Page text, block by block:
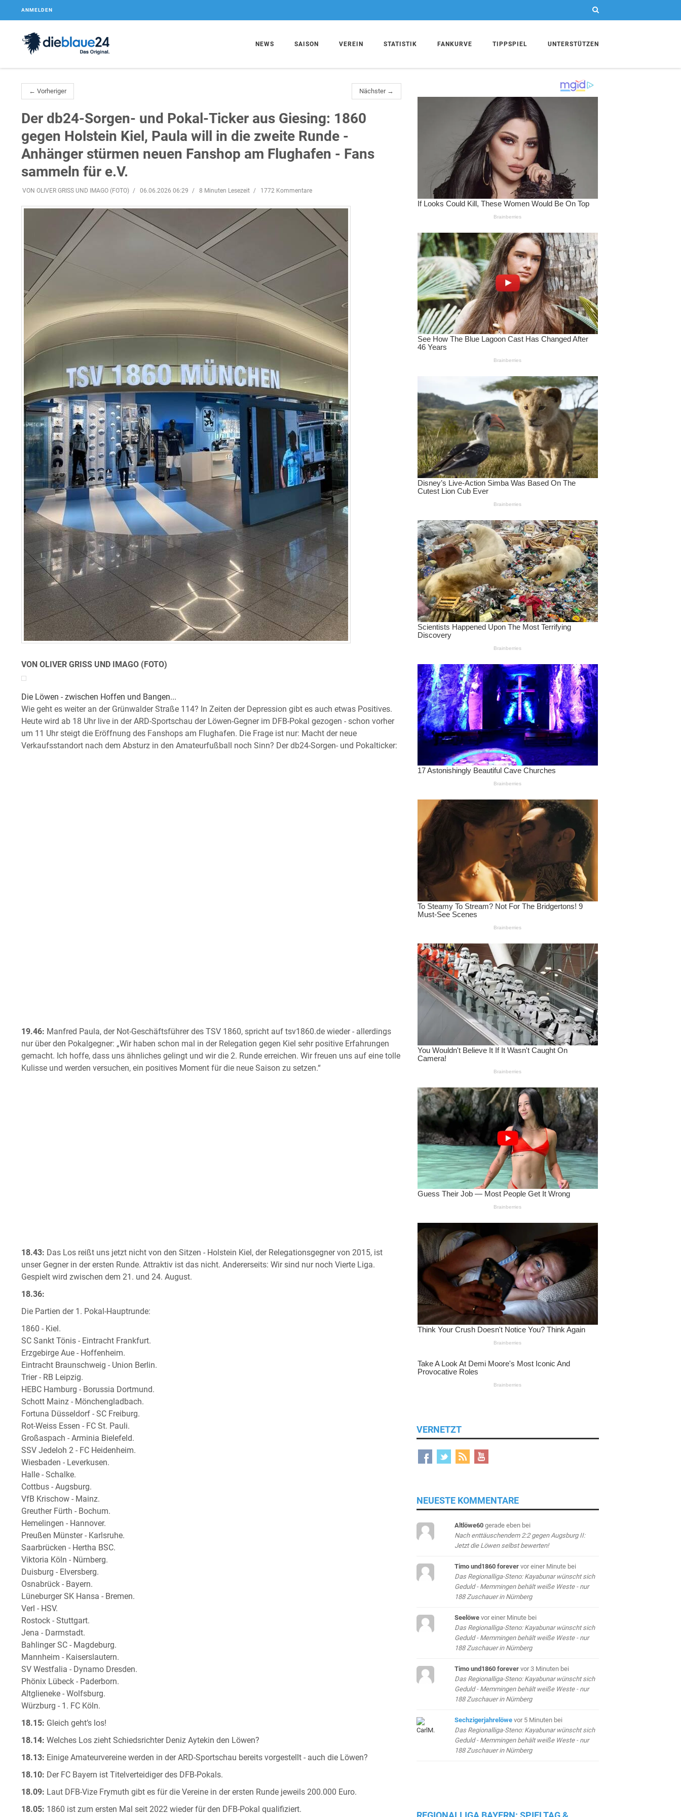
ANMELDEN
NEWS SAISON VEREIN STATISTIK FANKURVE TIPPSPIEL UNTERSTÜTZEN
← Vorheriger Nächster →
Der db24-Sorgen- und Pokal-Ticker aus Giesing: 1860
gegen Holstein Kiel, Paula will in die zweite Runde -
Anhänger stürmen neuen Fanshop am Flughafen - Fans
sammeln für e.V.
VON OLIVER GRISS UND IMAGO (FOTO) 06.06.2026 06:29 8 Minuten Lesezeit 1772 Kommentare
VON OLIVER GRISS UND IMAGO (FOTO)
Die Löwen - zwischen Hoffen und Bangen...
Wie geht es weiter an der Grünwalder Straße 114? In Zeiten der Depression gibt es auch etwas Positives.
Heute wird ab 18 Uhr live in der ARD-Sportschau der Löwen-Gegner im DFB-Pokal gezogen - schon vorher
um 11 Uhr steigt die Eröffnung des Fanshops am Flughafen. Die Frage ist nur: Macht der neue
Verkaufsstandort nach dem Absturz in den Amateurfußball noch Sinn? Der db24-Sorgen- und Pokalticker:
19.46: Manfred Paula, der Not-Geschäftsführer des TSV 1860, spricht auf tsv1860.de wieder - allerdings
nur über den Pokalgegner: „Wir haben schon mal in der Relegation gegen Kiel sehr positive Erfahrungen
gemacht. Ich hoffe, dass uns ähnliches gelingt und wir die 2. Runde erreichen. Wir freuen uns auf eine tolle
Kulisse und werden versuchen, ein positives Moment für die neue Saison zu setzen.“
18.43: Das Los reißt uns jetzt nicht von den Sitzen - Holstein Kiel, der Relegationsgegner von 2015, ist
unser Gegner in der ersten Runde. Attraktiv ist das nicht. Andererseits: Wir sind nur noch Vierte Liga.
Gespielt wird zwischen dem 21. und 24. August.
18.36:
Die Partien der 1. Pokal-Hauptrunde:
1860 - Kiel.
SC Sankt Tönis - Eintracht Frankfurt.
Erzgebirge Aue - Hoffenheim.
Eintracht Braunschweig - Union Berlin.
Trier - RB Leipzig.
HEBC Hamburg - Borussia Dortmund.
Schott Mainz - Mönchengladbach.
Fortuna Düsseldorf - SC Freiburg.
Rot-Weiss Essen - FC St. Pauli.
Großaspach - Arminia Bielefeld.
SSV Jedeloh 2 - FC Heidenheim.
Wiesbaden - Leverkusen.
Halle - Schalke.
Cottbus - Augsburg.
VfB Krischow - Mainz.
Greuther Fürth - Bochum.
Hemelingen - Hannover.
Preußen Münster - Karlsruhe.
Saarbrücken - Hertha BSC.
Viktoria Köln - Nürnberg.
Duisburg - Elversberg.
Osnabrück - Bayern.
Lüneburger SK Hansa - Bremen.
Verl - HSV.
Rostock - Stuttgart.
Jena - Darmstadt.
Bahlinger SC - Magdeburg.
Mannheim - Kaiserslautern.
SV Westfalia - Dynamo Dresden.
Phönix Lübeck - Paderborn.
Altglieneke - Wolfsburg.
Würzburg - 1. FC Köln.
18.15: Gleich geht’s los!
18.14: Welches Los zieht Schiedsrichter Deniz Aytekin den Löwen?
18.13: Einige Amateurvereine werden in der ARD-Sportschau bereits vorgestellt - auch die Löwen?
18.10: Der FC Bayern ist Titelverteidiger des DFB-Pokals.
18.09: Laut DFB-Vize Frymuth gibt es für die Vereine in der ersten Runde jeweils 200.000 Euro.
18.05: 1860 ist zum ersten Mal seit 2022 wieder für den DFB-Pokal qualifiziert.
VERNETZT
NEUESTE KOMMENTARE
Altlöwe60 gerade ebenbei
Nach enttäuschendem 2:2 gegen Augsburg II:
Jetzt die Löwen selbst bewerten!
Timo und1860 forever vor einer Minutebei
Das Regionalliga-Steno: Kayabunar wünscht sich
Geduld - Memmingen behält weiße Weste - nur
188 Zuschauer in Nürnberg
Seelöwe vor einer Minutebei
Das Regionalliga-Steno: Kayabunar wünscht sich
Geduld - Memmingen behält weiße Weste - nur
188 Zuschauer in Nürnberg
Timo und1860 forever vor 3 Minuten bei
Das Regionalliga-Steno: Kayabunar wünscht sich
Geduld - Memmingen behält weiße Weste - nur
188 Zuschauer in Nürnberg
Sechzigerjahrelöwe vor 5 Minuten bei
Das Regionalliga-Steno: Kayabunar wünscht sich
Geduld - Memmingen behält weiße Weste - nur
188 Zuschauer in Nürnberg